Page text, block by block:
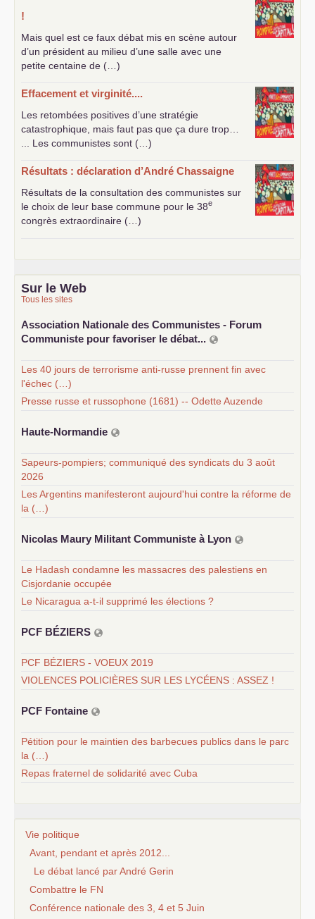
!
Mais quel est ce faux débat mis en scène autour
d’un président au milieu d’une salle avec une
petite centaine de (…)
Effacement et virginité....
Les retombées positives d’une stratégie
catastrophique, mais faut pas que ça dure trop…
... Les communistes sont (…)
Résultats : déclaration d’André Chassaigne
Résultats de la consultation des communistes sur
le choix de leur base commune pour le 38e
congrès extraordinaire (…)
Sur le Web
Tous les sites
Association Nationale des Communistes - Forum
Communiste pour favoriser le débat...
Les 40 jours de terrorisme anti-russe prennent fin avec
l'échec (…)
Presse russe et russophone (1681) -- Odette Auzende
Haute-Normandie
Sapeurs-pompiers; communiqué des syndicats du 3 août
2026
Les Argentins manifesteront aujourd'hui contre la réforme de
la (…)
Nicolas Maury Militant Communiste à Lyon
Le Hadash condamne les massacres des palestiens en
Cisjordanie occupée
Le Nicaragua a-t-il supprimé les élections ?
PCF BÉZIERS
PCF BÉZIERS - VOEUX 2019
VIOLENCES POLICIÈRES SUR LES LYCÉENS : ASSEZ !
PCF Fontaine
Pétition pour le maintien des barbecues publics dans le parc
la (…)
Repas fraternel de solidarité avec Cuba
Vie politique
Avant, pendant et après 2012...
Le débat lancé par André Gerin
Combattre le FN
Conférence nationale des 3, 4 et 5 Juin